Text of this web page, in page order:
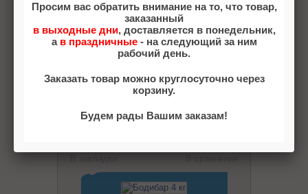
Бодибар 5 кг
Артикул: 5kg
122.96 pуб
В НАЛИЧИИ
ПРОСМОТР
Просим вас обратить внимание на то, что товар,
заказанный
в выходные дни, доставляется в понедельник,
а в праздничные- на следующий за ним
рабочий день.
Заказать товар можно круглосуточно через
корзину.
Будем рады Вашим заказам!